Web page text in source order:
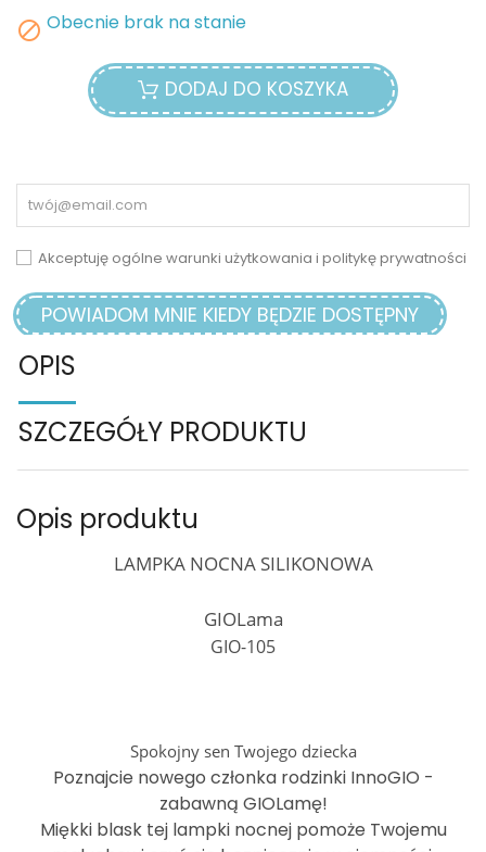
 Obecnie brak na stanie
DODAJ DO KOSZYKA
Akceptuję ogólne warunki użytkowania i politykę prywatności
POWIADOM MNIE KIEDY BĘDZIE DOSTĘPNY
OPIS
SZCZEGÓŁY PRODUKTU
Opis produktu
LAMPKA NOCNA SILIKONOWA
GIOLama
GIO-105
Spokojny sen Twojego dziecka
Poznajcie nowego członka rodzinki InnoGIO -
zabawną GIOLamę!
Miękki blask tej lampki nocnej pomoże Twojemu